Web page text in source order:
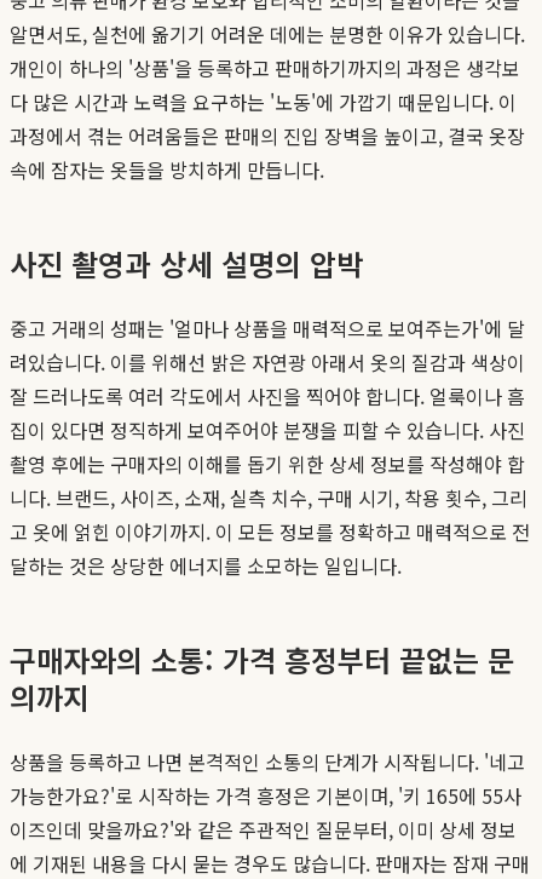
알면서도, 실천에 옮기기 어려운 데에는 분명한 이유가 있습니다.
개인이 하나의 '상품'을 등록하고 판매하기까지의 과정은 생각보
다 많은 시간과 노력을 요구하는 '노동'에 가깝기 때문입니다. 이
과정에서 겪는 어려움들은 판매의 진입 장벽을 높이고, 결국 옷장
속에 잠자는 옷들을 방치하게 만듭니다.
사진 촬영과 상세 설명의 압박
중고 거래의 성패는 '얼마나 상품을 매력적으로 보여주는가'에 달
려있습니다. 이를 위해선 밝은 자연광 아래서 옷의 질감과 색상이
잘 드러나도록 여러 각도에서 사진을 찍어야 합니다. 얼룩이나 흠
집이 있다면 정직하게 보여주어야 분쟁을 피할 수 있습니다. 사진
촬영 후에는 구매자의 이해를 돕기 위한 상세 정보를 작성해야 합
니다. 브랜드, 사이즈, 소재, 실측 치수, 구매 시기, 착용 횟수, 그리
고 옷에 얽힌 이야기까지. 이 모든 정보를 정확하고 매력적으로 전
달하는 것은 상당한 에너지를 소모하는 일입니다.
구매자와의 소통: 가격 흥정부터 끝없는 문
의까지
상품을 등록하고 나면 본격적인 소통의 단계가 시작됩니다. '네고
가능한가요?'로 시작하는 가격 흥정은 기본이며, '키 165에 55사
이즈인데 맞을까요?'와 같은 주관적인 질문부터, 이미 상세 정보
에 기재된 내용을 다시 묻는 경우도 많습니다. 판매자는 잠재 구매